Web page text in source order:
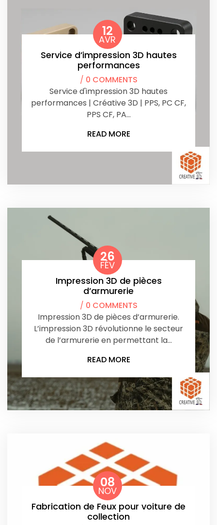
12
AVR
Service d’impression 3D hautes
performances
/ 0 COMMENTS
Service d'impression 3D hautes
performances | Créative 3D | PPS, PC CF,
PPS CF, PA…
READ MORE
26
FÉV
Impression 3D de pièces
d’armurerie
/ 0 COMMENTS
Impression 3D de pièces d’armurerie.
L’impression 3D révolutionne le secteur
de l’armurerie en permettant la…
READ MORE
08
NOV
Fabrication de Feux pour voiture de
collection